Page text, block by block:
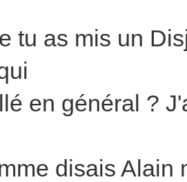
tu as mis un
en général ?
disais Alain